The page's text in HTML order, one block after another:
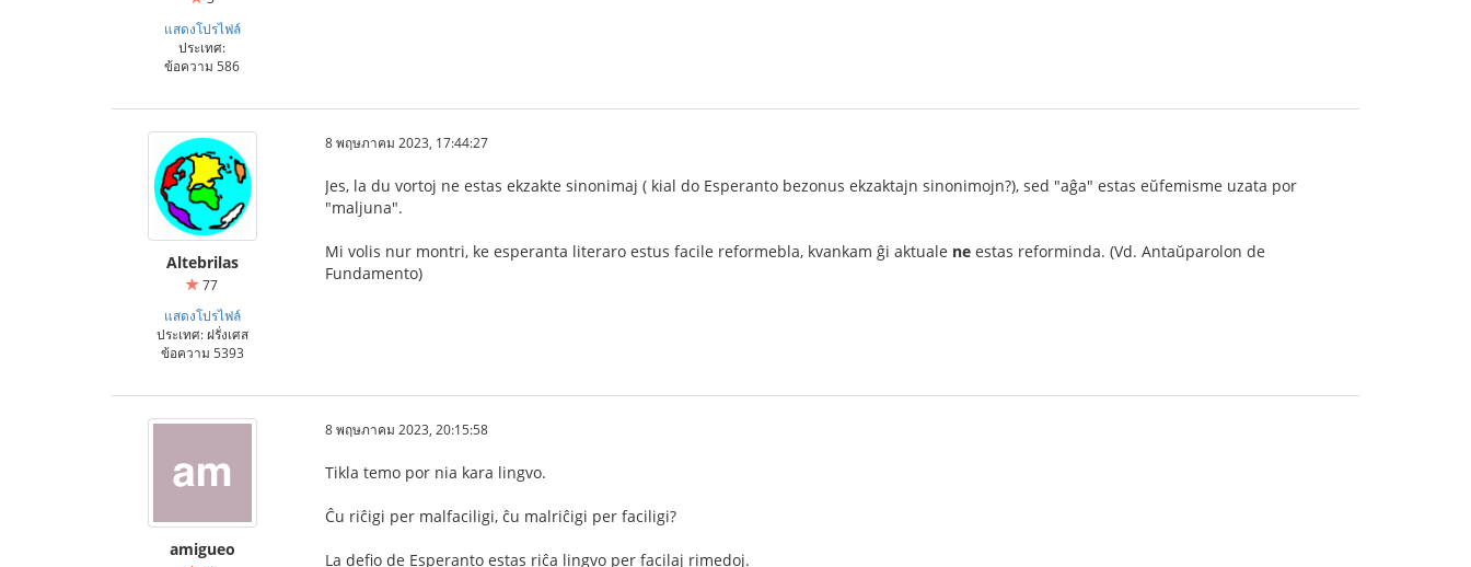
แสดงโปรไฟล์
ประเทศ:
ข้อความ 586
Altebrilas
77
แสดงโปรไฟล์
ประเทศ: ฝรั่งเศส
ข้อความ 5393
8 พฤษภาคม 2023, 17:44:27
Jes, la du vortoj ne estas ekzakte sinonimaj ( kial do Esperanto bezonus ekzaktajn sinonimojn?), sed "aĝa" estas eŭfemisme uzata por
"maljuna".
Mi volis nur montri, ke esperanta literaro estus facile reformebla, kvankam ĝi aktuale ne estas reforminda. (Vd. Antaŭparolon de
Fundamento)
amigueo
8 พฤษภาคม 2023, 20:15:58
Tikla temo por nia kara lingvo.
Ĉu riĉigi per malfaciligi, ĉu malriĉigi per faciligi?
La defio de Esperanto estas riĉa lingvo per facilaj rimedoj.